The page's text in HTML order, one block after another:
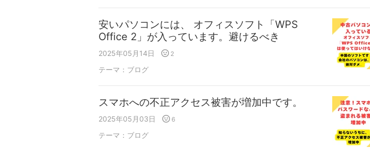
安いパソコンには、 オフィスソフト「WPS
Office 2」が入っています。避けるべき
2025年05月14日 2
テーマ： ブログ
スマホへの不正アクセス被害が増加中です。
2025年05月03日 6
テーマ： ブログ